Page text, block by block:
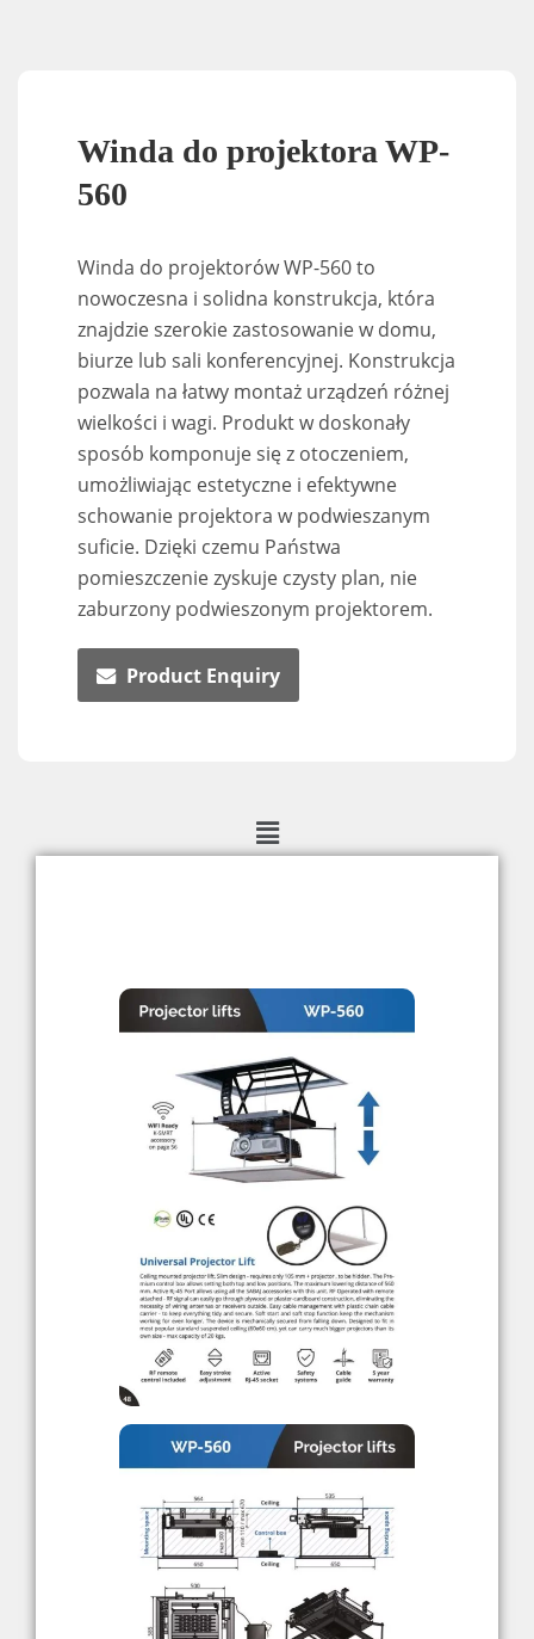
Winda do projektora WP-
560
Winda do projektorów WP-560 to
nowoczesna i solidna konstrukcja, która
znajdzie szerokie zastosowanie w domu,
biurze lub sali konferencyjnej. Konstrukcja
pozwala na łatwy montaż urządzeń różnej
wielkości i wagi. Produkt w doskonały
sposób komponuje się z otoczeniem,
umożliwiając estetyczne i efektywne
schowanie projektora w podwieszanym
suficie. Dzięki czemu Państwa
pomieszczenie zyskuje czysty plan, nie
zaburzony podwieszonym projektorem.
Product Enquiry